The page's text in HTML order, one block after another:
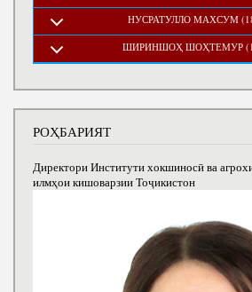
НУСРАТУЛЛО МАХСУМ
ШИРИНШОҲ ШОҲТЕМУР
РОҲБАРИЯТ
Директори Институти хокшиносӣ ва
илмҳои кишоварзии Тоҷикистон